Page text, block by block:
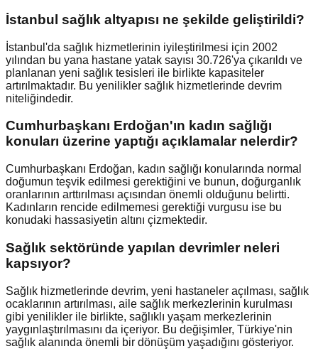
İstanbul sağlık altyapısı ne şekilde geliştirildi?
İstanbul'da sağlık hizmetlerinin iyileştirilmesi için 2002
yılından bu yana hastane yatak sayısı 30.726'ya çıkarıldı ve
planlanan yeni sağlık tesisleri ile birlikte kapasiteler
artırılmaktadır. Bu yenilikler sağlık hizmetlerinde devrim
niteliğindedir.
Cumhurbaşkanı Erdoğan'ın kadın sağlığı
konuları üzerine yaptığı açıklamalar nelerdir?
Cumhurbaşkanı Erdoğan, kadın sağlığı konularında normal
doğumun teşvik edilmesi gerektiğini ve bunun, doğurganlık
oranlarının arttırılması açısından önemli olduğunu belirtti.
Kadınların rencide edilmemesi gerektiği vurgusu ise bu
konudaki hassasiyetin altını çizmektedir.
Sağlık sektöründe yapılan devrimler neleri
kapsıyor?
Sağlık hizmetlerinde devrim, yeni hastaneler açılması, sağlık
ocaklarının artırılması, aile sağlık merkezlerinin kurulması
gibi yenilikler ile birlikte, sağlıklı yaşam merkezlerinin
yaygınlaştırılmasını da içeriyor. Bu değişimler, Türkiye'nin
sağlık alanında önemli bir dönüşüm yaşadığını gösteriyor.